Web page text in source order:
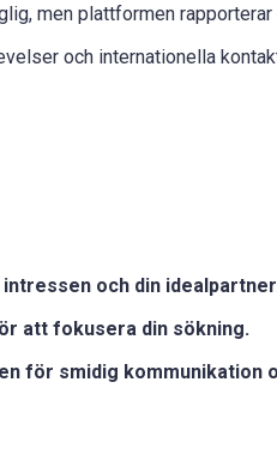
men plattformen
och internationella
och din
att fokusera din sökning.
för smidig kommunikation